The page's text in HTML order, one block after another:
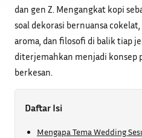
dan gen Z. Mengangkat kopi
soal dekorasi bernuansa
aroma, dan filosofi di balik tiap
diterjemahkan menjadi konsep
berkesan.
Daftar Isi
Mengapa Tema Wedding